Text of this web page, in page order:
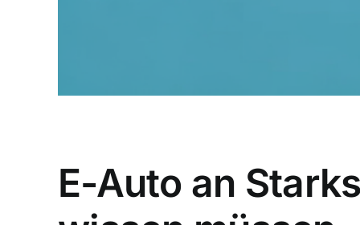
E-Auto an